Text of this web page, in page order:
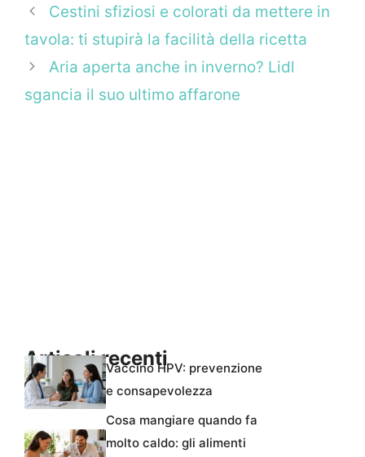
Cestini sfiziosi e colorati da mettere in
tavola: ti stupirà la facilità della ricetta
Aria aperta anche in inverno? Lidl
sgancia il suo ultimo affarone
Articoli recentiVaccino HPV: prevenzione
e consapevolezza
Cosa mangiare quando fa
molto caldo: gli alimenti